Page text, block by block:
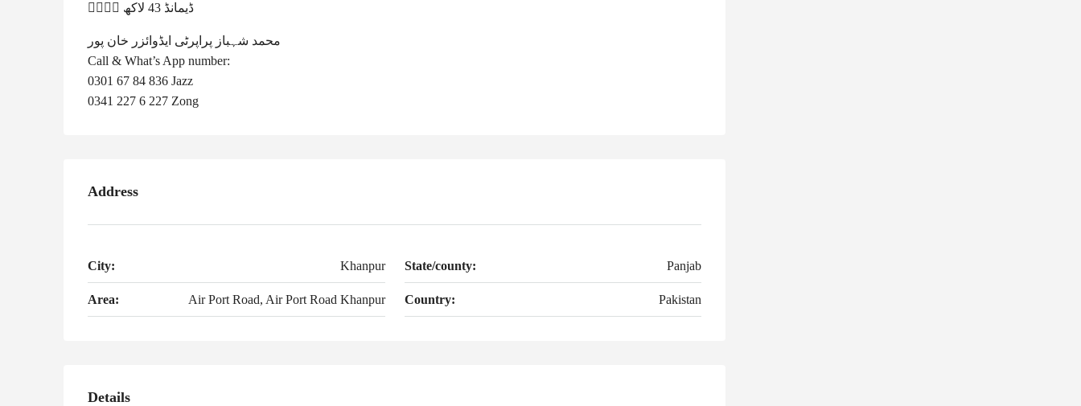
👈🏻👈🏻 ڈیمانڈ 43 لاکھ
محمد شہباز پراپرٹی ایڈوائزر خان پور
Call & What’s App number:
0301 67 84 836 Jazz
0341 227 6 227 Zong
Address
City: Khanpur State/county: Panjab
Area: Air Port Road, Air Port Road Khanpur Country: Pakistan
Details